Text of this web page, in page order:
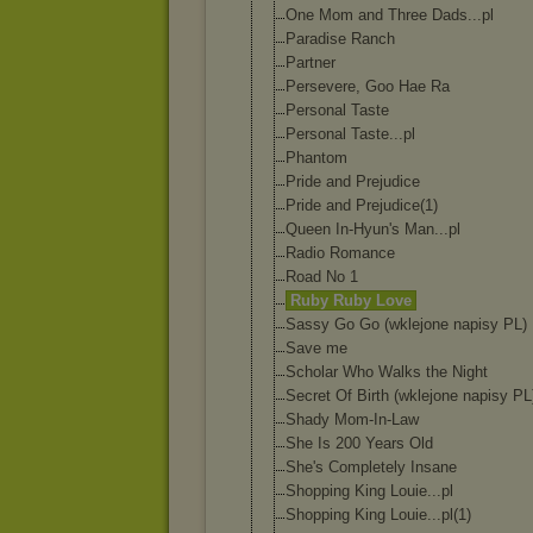
One Mom and Three Dads...pl
Paradise Ranch
Partner
Persevere, Goo Hae Ra
Personal Taste
Personal Taste...pl
Phantom
Pride and Prejudice
Pride and Prejudice(1)
Queen In-Hyun's Man...pl
Radio Romance
Road No 1
Ruby Ruby Love
Sassy Go Go (wklejone napisy PL)
Save me
Scholar Who Walks the Night
Secret Of Birth (wklejone napisy
Shady Mom-In-Law
She Is 200 Years Old
She's Completely Insane
Shopping King Louie...pl
Shopping King Louie...pl(1)